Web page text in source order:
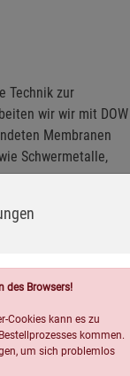
Technik zur
wir wir mit DOW
Membranen
Schwermetalle,
Filterwechsel in
an
des Browsers!
Cookies kann es zu
kommen.
um sich problemlos